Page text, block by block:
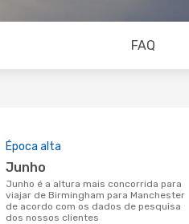
FAQ
Época alta
junho
junho é a altura mais concorrida para
viajar de Birmingham para Manchester
de acordo com os dados de pesquisa
dos nossos clientes